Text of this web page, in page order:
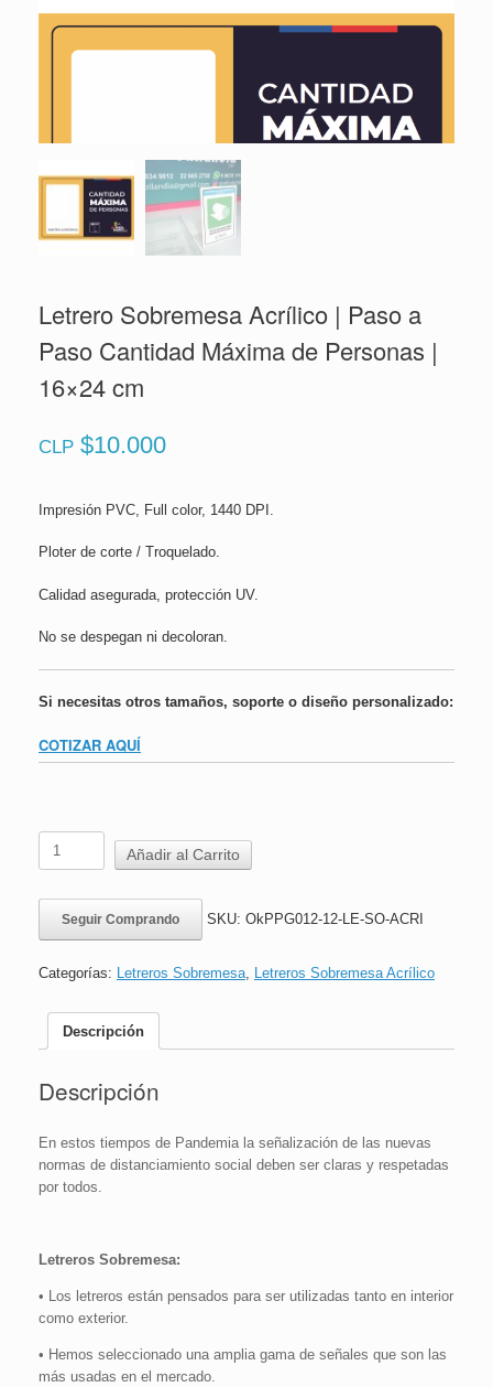
Letrero Sobremesa Acrílico | Paso a
Paso Cantidad Máxima de Personas |
16×24 cm
CLP $10.000
Impresión PVC, Full color, 1440 DPI.
Ploter de corte / Troquelado.
Calidad asegurada, protección UV.
No se despegan ni decoloran.
Si necesitas otros tamaños, soporte o diseño personalizado:
COTIZAR AQUÍ
Letrero
Sobremesa
|
Paso
a
Paso
Cantidad
Personas
16x24
Añadir al Carrito
Seguir Comprando SKU: OkPPG012-12-LE-SO-ACRI
Categorías: Letreros Sobremesa, Letreros Sobremesa Acrílico
Descripción
Descripción
En estos tiempos de Pandemia la señalización de las nuevas
normas de distanciamiento social deben ser claras y respetadas
por todos.
Letreros Sobremesa:
• Los letreros están pensados para ser utilizadas tanto en interior
como exterior.
• Hemos seleccionado una amplia gama de señales que son las
más usadas en el mercado.